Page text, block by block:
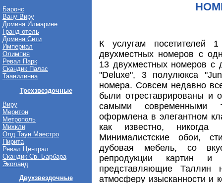
Баронс
Вану Виру
Домина Илмарине
Гранд отель
Домина Сити
Империал
Олимпия
Ревал Парк
Скандик Палас
Таанилинна
Трехзвездочные
Виру
Меритон
Метрополь
Михкли
Олд Таун Маестро
Пирита
Ревал Централ
Скандик Св. Барбара
Эколанд
Двухзвездочные
К услугам посетителей
двухместных номеров с
13 двухместных номеров с
"Deluxe", 3 полулюкса
номера. Совсем недавно
были отреставрированы и
самыми современными
оформлена в элегантном
как известно,
Минималистские обои,
дубовая мебель, со
репродукции картин и
представляющие Таллин
атмосферу изысканности и